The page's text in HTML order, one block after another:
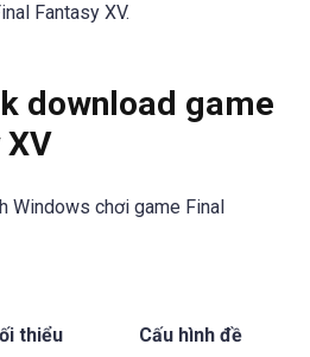
Fantasy XV.
download game
Windows chơi game Final
thiểu
Cấu hình đề